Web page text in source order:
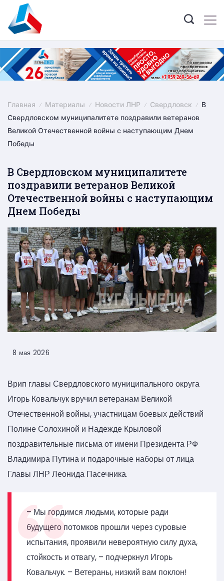
content
Главная Материалы Новости ЛНР Свердловск
В
Свердловском муниципалитете поздравили ветеранов
Великой Отечественной войны с наступающим Днем
Победы
В Свердловском муниципалитете
поздравили ветеранов Великой
Отечественной войны с наступающим
Днем Победы
8 мая 2026
Врип главы Свердловского муниципального округа
Игорь Ковальчук вручил ветеранам Великой
Отечественной войны, участницам боевых действий
Полине Солохиной и Надежде Крыловой
поздравительные письма от имени Президента РФ
Владимира Путина и подарочные наборы от лица
Главы ЛНР Леонида Пасечника.
– Мы гордимся людьми, которые ради
будущего потомков прошли через суровые
испытания, проявили невероятную силу духа,
стойкость и отвагу, – подчеркнул Игорь
Ковальчук. – Ветераны, низкий вам поклон!